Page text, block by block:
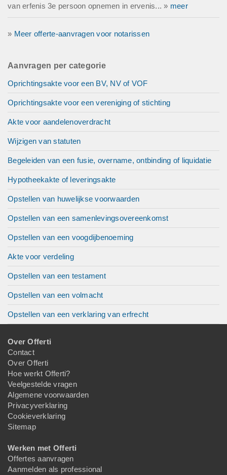
van erfenis 3e persoon opnemen in ervenis... » meer
» Meer offerte-aanvragen voor notarissen
Aanvragen per categorie
Oprichtingsakte voor een BV, NV of VOF
Oprichtingsakte voor een vereniging of stichting
Akte voor aandelenoverdracht
Wijzigen van statuten
Begeleiden van een fusie, overname, ontbinding of liquidatie
Hypotheekakte of leveringsakte
Opstellen van huwelijkse voorwaarden
Opstellen van een samenlevingsovereenkomst
Opstellen van een voogdijbenoeming
Akte voor verdeling
Opstellen van een testament
Opstellen van een volmacht
Opstellen van een verklaring van erfrecht
Over Offerti
Contact
Over Offerti
Hoe werkt Offerti?
Veelgestelde vragen
Algemene voorwaarden
Privacyverklaring
Cookieverklaring
Sitemap
Werken met Offerti
Offertes aanvragen
Aanmelden als professional